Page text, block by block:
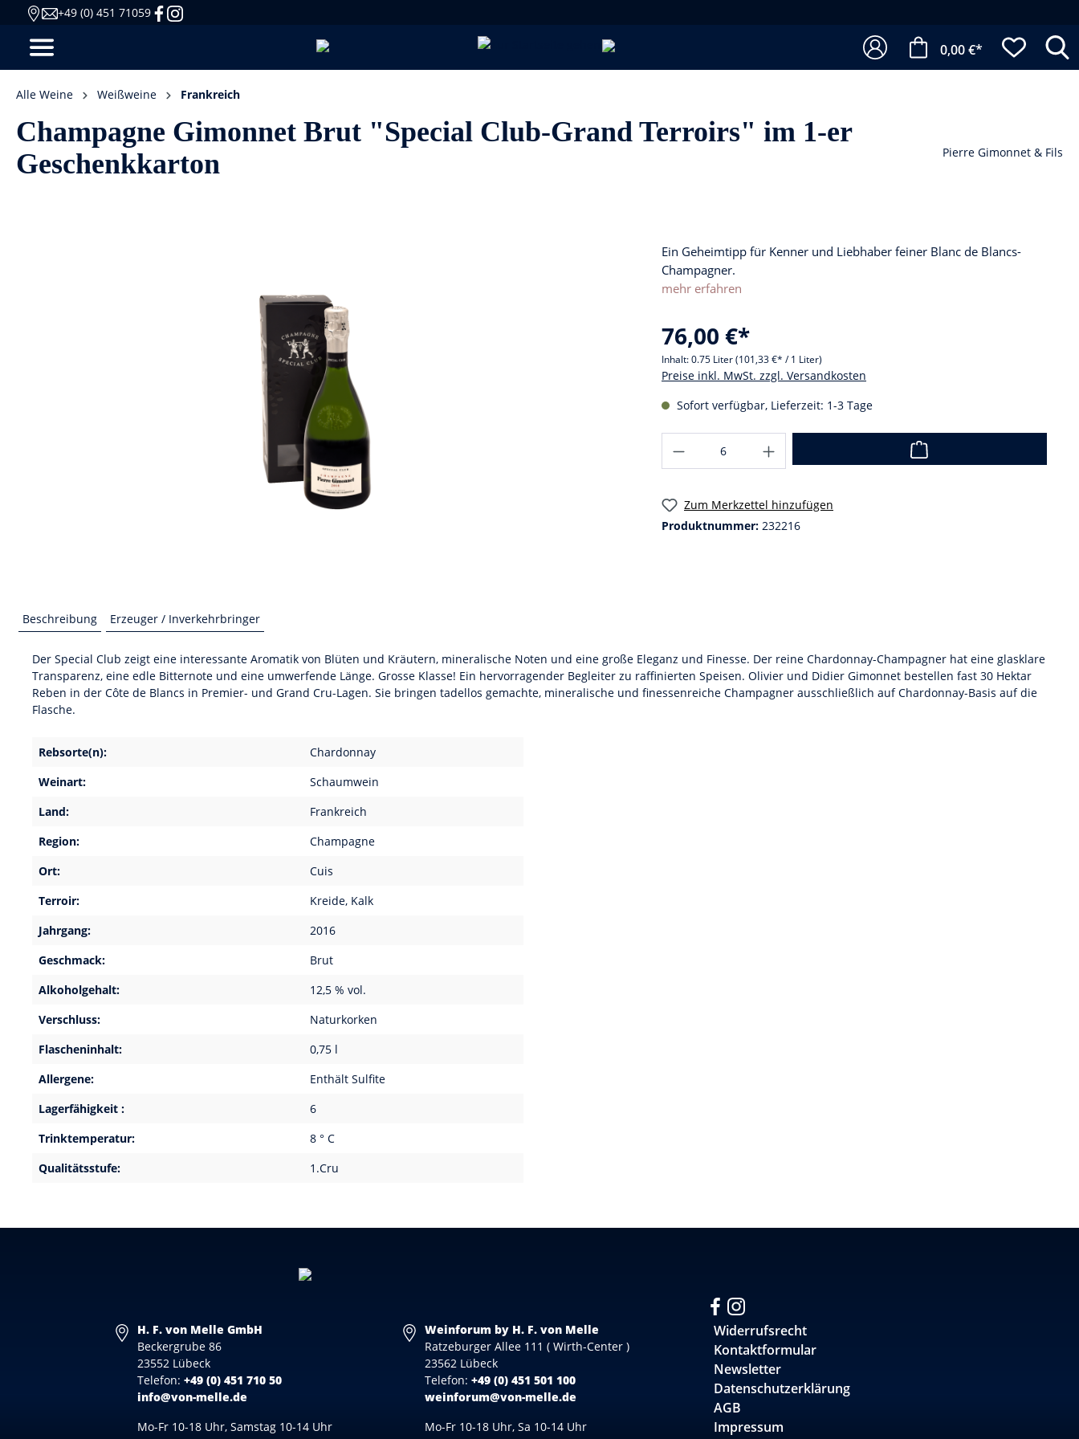
+49 (0) 451 71059
0,00 €*
Alle Weine Weißweine Frankreich
Champagne Gimonnet Brut "Special Club-Grand Terroirs" im 1-er
Geschenkkarton
Pierre Gimonnet & Fils
Ein Geheimtipp für Kenner und Liebhaber feiner Blanc de Blancs-
Champagner.
mehr erfahren
76,00 €*
Inhalt:0.75 Liter(101,33 €* / 1 Liter)
Preise inkl. MwSt. zzgl. Versandkosten
Sofort verfügbar, Lieferzeit: 1-3 Tage
Zum Merkzettel hinzufügen
Produktnummer: 232216
Beschreibung Erzeuger / Inverkehrbringer
Der Special Club zeigt eine interessante Aromatik von Blüten und Kräutern, mineralische Noten und eine große Eleganz und Finesse. Der reine Chardonnay-Champagner hat eine glasklare
Transparenz, eine edle Bitternote und eine umwerfende Länge. Grosse Klasse! Ein hervorragender Begleiter zu raffinierten Speisen. Olivier und Didier Gimonnet bestellen fast 30 Hektar
Reben in der Côte de Blancs in Premier- und Grand Cru-Lagen. Sie bringen tadellos gemachte, mineralische und finessenreiche Champagner ausschließlich auf Chardonnay-Basis auf die
Flasche.
Rebsorte(n):
Chardonnay
Weinart:
Schaumwein
Land:
Frankreich
Region:
Champagne
Ort:
Cuis
Terroir:
Kreide, Kalk
Jahrgang:
2016
Geschmack:
Brut
Alkoholgehalt:
12,5 % vol.
Verschluss:
Naturkorken
Flascheninhalt:
0,75 l
Allergene:
Enthält Sulfite
Lagerfähigkeit :
6
Trinktemperatur:
8 ° C
Qualitätsstufe:
1.Cru
H. F. von Melle GmbH
Beckergrube 86
23552 Lübeck
Telefon:+49 (0) 451 710 50
info@von-melle.de
Mo-Fr 10-18 Uhr, Samstag 10-14 Uhr
Weinforum by H. F. von Melle
Ratzeburger Allee 111 ( Wirth-Center )
23562 Lübeck
Telefon: +49 (0) 451 501 100
weinforum@von-melle.de
Mo-Fr 10-18 Uhr, Sa 10-14 Uhr
Widerrufsrecht
Kontaktformular
Newsletter
Datenschutzerklärung
AGB
Impressum